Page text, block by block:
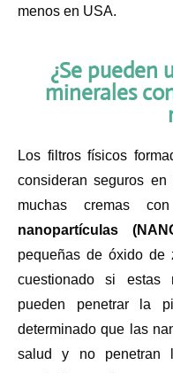
menos en USA.
¿Se pueden
minerales
Los filtros físicos
consideran seguros
muchas cremas
nanopartículas
pequeñas de óxido
cuestionado si estas
pueden penetrar la
determinado que las
salud y no penetran